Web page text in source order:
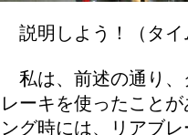
説明しよう！（タイ
私は、前述の通り、
レーキを使ったこと
ング時には、リアブ